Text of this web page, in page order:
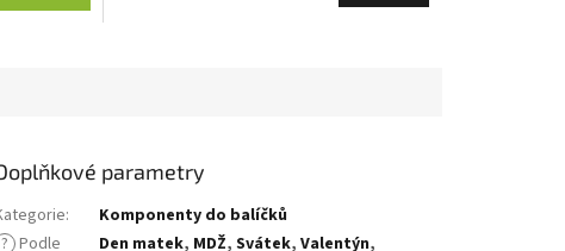
parametry
:
Komponenty do balíčků
? Podle
Den matek, MDŽ,Svátek,Valentýn,